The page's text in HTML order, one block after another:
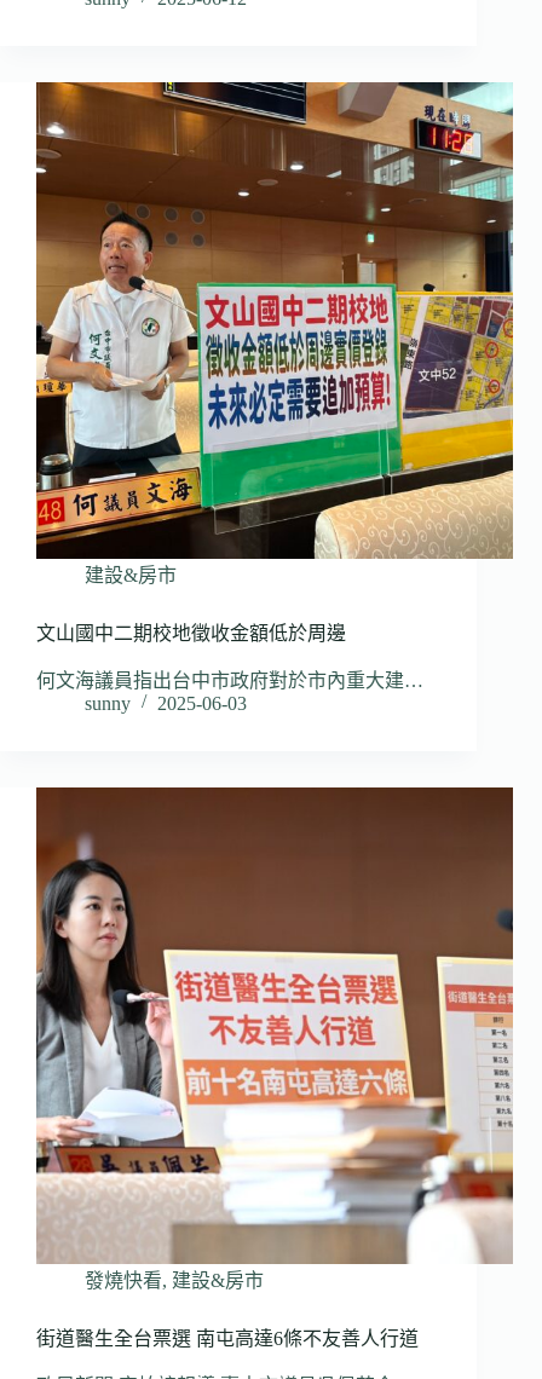
建設&房市
文山國中二期校地徵收金額低於周邊
何文海議員指出台中市政府對於市內重大建…
sunny
2025-06-03
發燒快看, 建設&房市
街道醫生全台票選 南屯高達6條不友善人行道